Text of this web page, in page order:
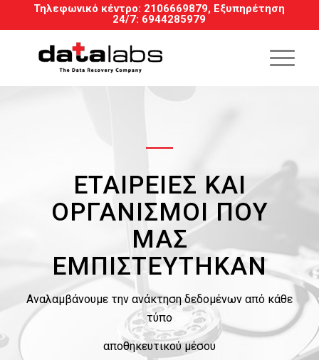
Τηλεφωνικό κέντρο: 2106669879, Εξυπηρέτηση
24/7: 6944285979
ΕΤΑΙΡΕΊΕΣ ΚΑΙ
ΟΡΓΑΝΙΣΜΟΊ ΠΟΥ
ΜΑΣ
ΕΜΠΙΣΤΕΎΤΗΚΑΝ
Αναλαμβάνουμε την ανάκτηση δεδομένων από κάθε
τύπο
αποθηκευτικού μέσου